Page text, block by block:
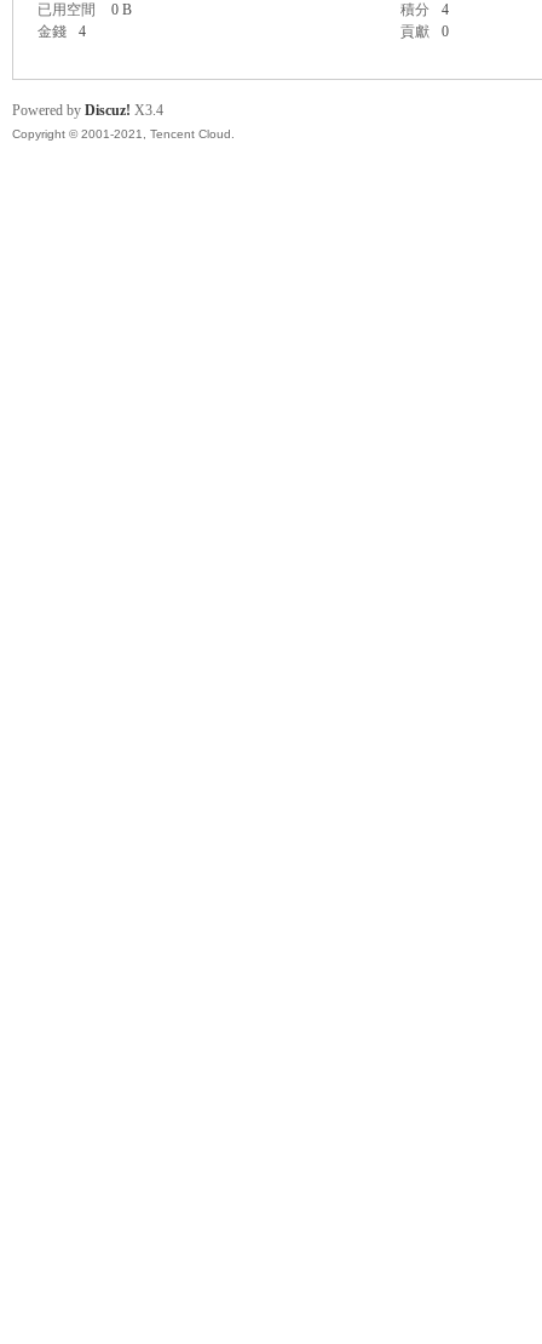
已用空間
0 B 積分
4
金錢
4 貢獻 0
Powered by Discuz! X3.4
Copyright © 2001-2021, Tencent Cloud.